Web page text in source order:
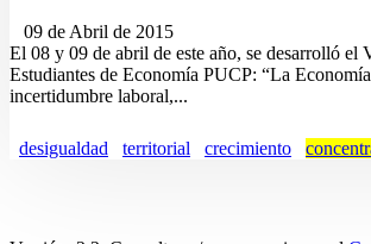
09 de Abril de 2015
El 08 y 09 de abril de este año, se desarrolló
Estudiantes de Economía PUCP: “La
incertidumbre laboral,...
desigualdad territorial crecimiento